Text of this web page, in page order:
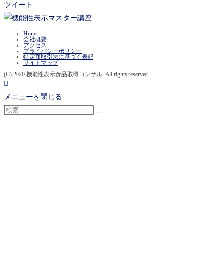
ツイート
Home
会社概要
アクセス
プライバシーポリシー
特定商取引法に基づく表記
サイトマップ
(C) 2020 機能性表示食品取得コンサル. All rights reserved.
メニューを閉じる